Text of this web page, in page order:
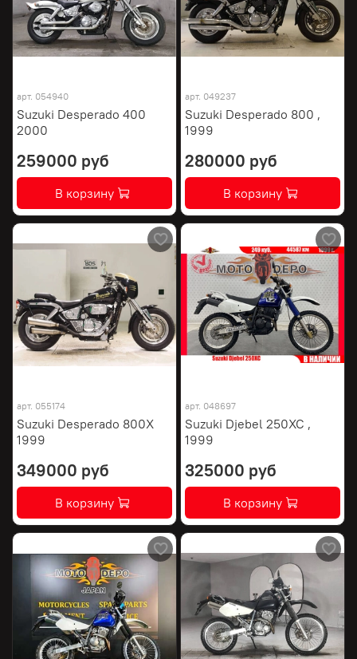
арт. 054940
Suzuki Desperado 400
2000
259000 руб
В корзину
арт. 049237
Suzuki Desperado 800 ,
1999
280000 руб
В корзину
арт. 055174
Suzuki Desperado 800X
1999
349000 руб
В корзину
арт. 048697
Suzuki Djebel 250XC ,
1999
325000 руб
В корзину